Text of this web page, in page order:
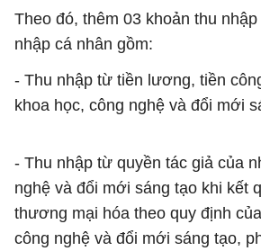
Theo đó, thêm 03 khoản thu
nhập cá nhân gồm:
- Thu nhập từ tiền lương, tiền
khoa học, công nghệ và đổi mới
- Thu nhập từ quyền tác giả của
nghệ và đổi mới sáng tạo khi kết
thương mại hóa theo quy định
công nghệ và đổi mới sáng tạo,